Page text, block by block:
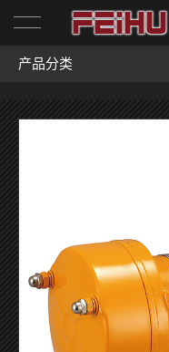
产品分类
首页
关于我们
新闻资讯
联系我们